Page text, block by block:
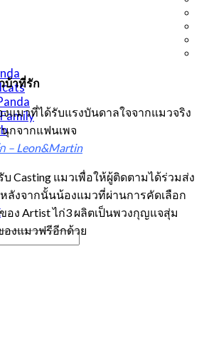
บ้าที่รัก
แมวที่ได้รับแรงบันดาลใจจากแมวจริง
นุกจากแฟนเพจ
– Leon&Martin
Casting แมวเพื่อให้ผู้ติดตามได้ร่วมส่ง
ลังจากนั้นน้องแมวที่ผ่านการคัดเลือก
อง Artist ไก่3 ผลิตเป็นพวงกุญแจสุ่ม
องแมวฟรีอีกด้วย